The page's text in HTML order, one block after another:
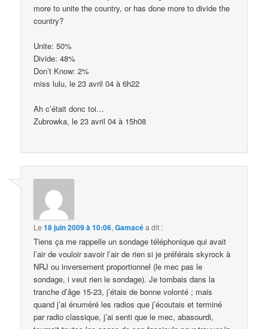
more to unite the country, or has done more to divide the
country?
Unite: 50%
Divide: 48%
Don’t Know: 2%
miss lulu, le 23 avril 04 à 6h22
Ah c’était donc toi…
Zubrowka, le 23 avril 04 à 15h08
Le18 juin 2009 à 10:06,Gamacéa dit :
Tiens ça me rappelle un sondage téléphonique qui avait
l’air de vouloir savoir l’air de rien si je préférais skyrock à
NRJ ou inversement proportionnel (le mec pas le
sondage, i veut rien le sondage). Je tombais dans la
tranche d’âge 15-23, j’étais de bonne volonté ; mais
quand j’ai énuméré les radios que j’écoutais et terminé
par radio classique, j’ai senti que le mec, abasourdi,